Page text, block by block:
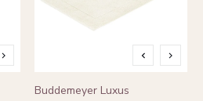
Buddemeyer Luxus